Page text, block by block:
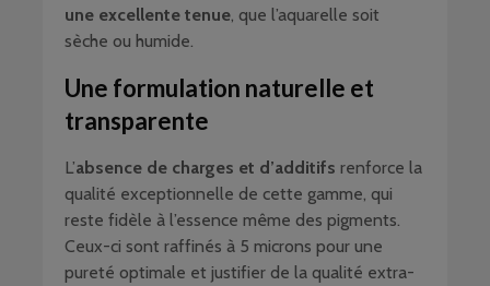
une excellente tenue , que l’aquarelle soit
sèche ou humide.
Une formulation naturelle et
transparente
L’absence de charges et d’additifs renforce la
qualité exceptionnelle de cette gamme, qui
reste fidèle à l’essence même des pigments.
Ceux-ci sont raffinés à 5 microns pour une
pureté optimale et justifier de la qualité extra-